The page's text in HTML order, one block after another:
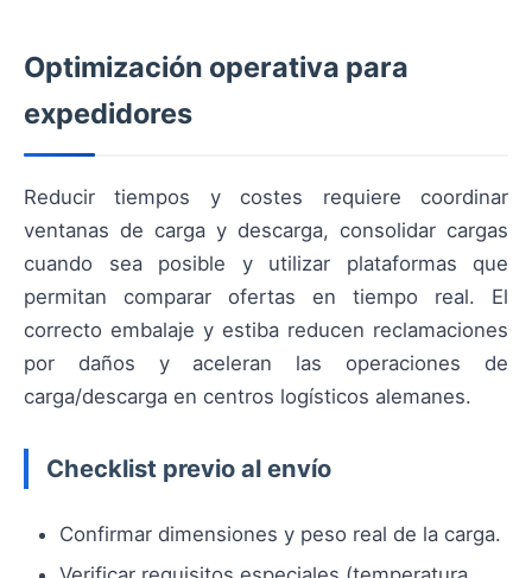
Optimización operativa para
expedidores
Reducir tiempos y costes requiere coordinar
ventanas de carga y descarga, consolidar cargas
cuando sea posible y utilizar plataformas que
permitan comparar ofertas en tiempo real. El
correcto embalaje y estiba reducen reclamaciones
por daños y aceleran las operaciones de
carga/descarga en centros logísticos alemanes.
Checklist previo al envío
Confirmar dimensiones y peso real de la carga.